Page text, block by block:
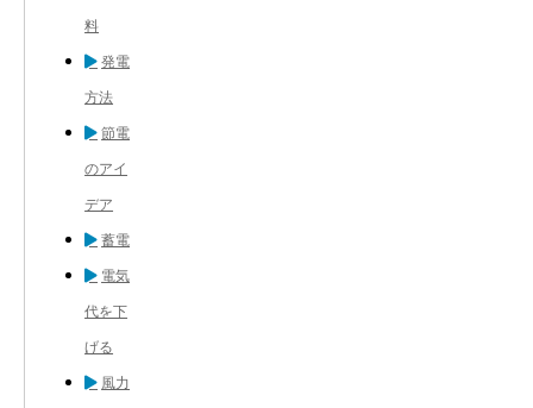
料
発電
方法
節電
のアイ
デア
蓄電
電気
代を下
げる
風力